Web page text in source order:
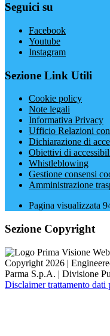
Seguici su
Facebook
Youtube
Instagram
Sezione Link Utili
Cookie policy
Note legali
Informativa Privacy
Ufficio Relazioni
Dichiarazione di
Obiettivi di
Whistleblowing
Gestione consensi
Amministrazione
Pagina visualizzata
Sezione Copyright
Copyright 2026 |
Parma S.p.A. | Divisione
Disclaimer trattamento dati